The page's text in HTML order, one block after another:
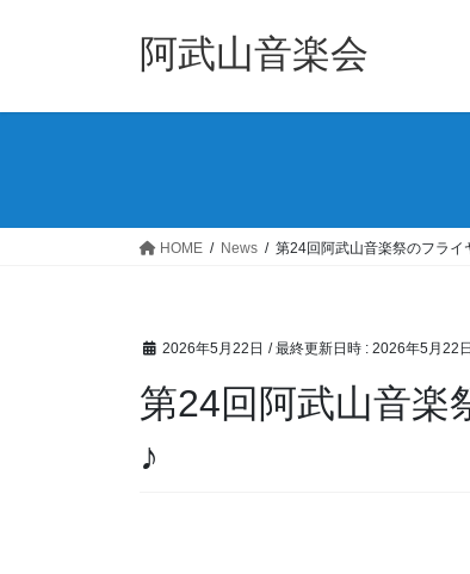
阿武山音楽会
HOME News 第24回阿武山音楽祭のフライ
2026年5月22日 / 最終更新日時 : 2026年5月22日
第24回阿武山音楽
♪